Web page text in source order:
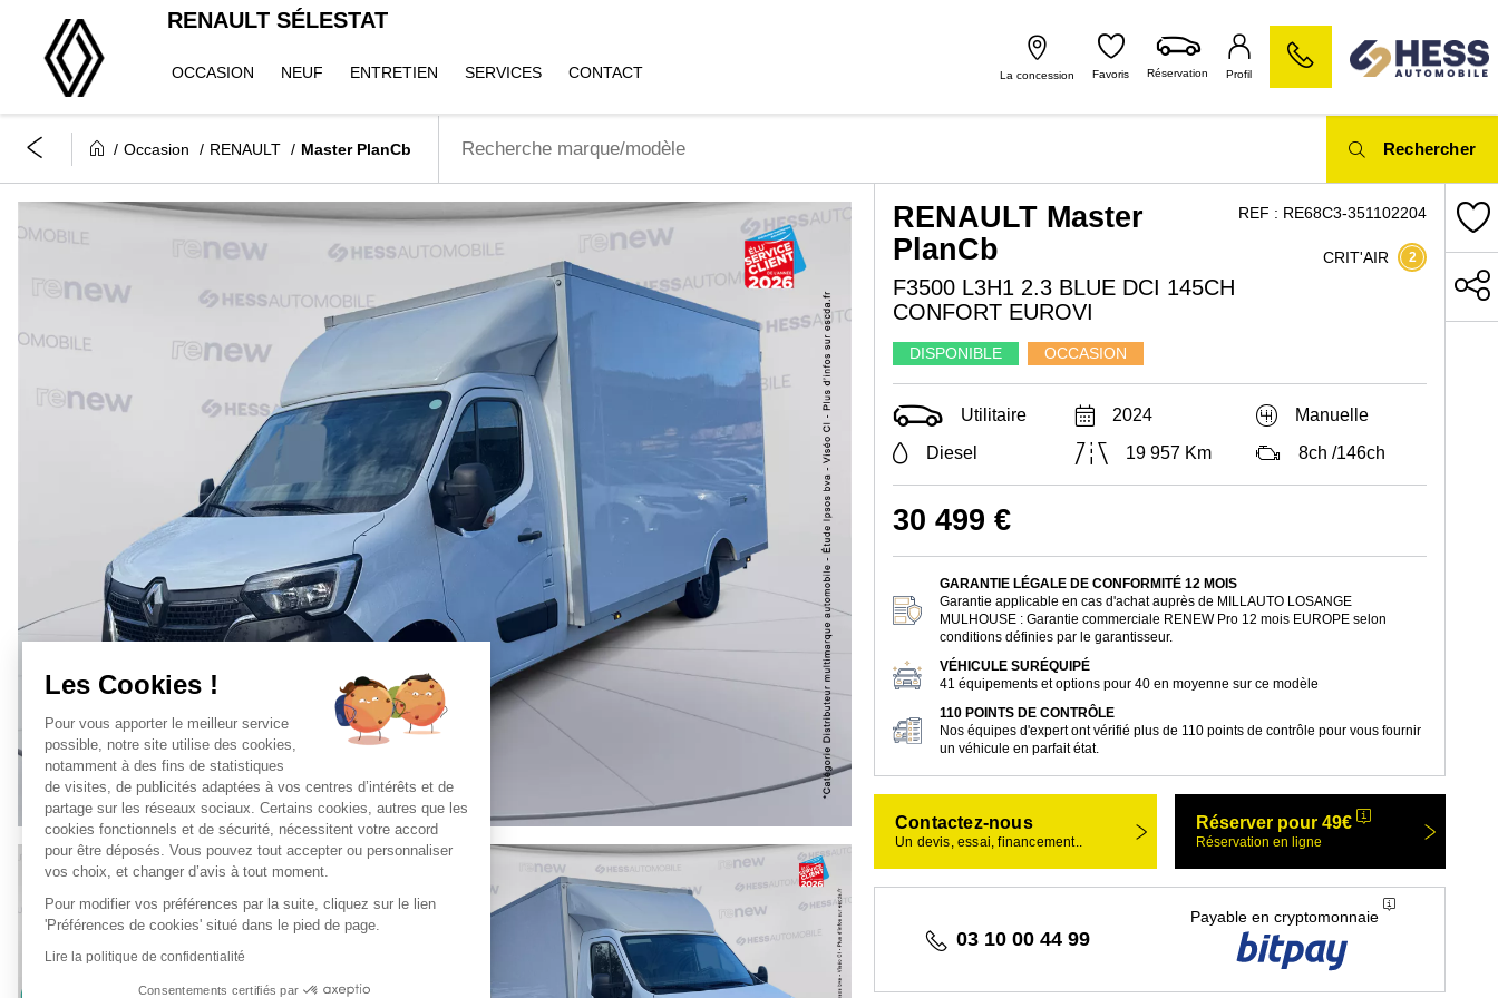
RENAULT SÉLESTAT
OCCASION NEUF ENTRETIEN SERVICES CONTACT La concession Favoris Réservation Profil
Occasion RENAULT Master PlanCb Rechercher
RENAULT Master
PlanCb
F3500 L3H1 2.3 BLUE DCI 145CH
CONFORT EUROVI
REF : RE68C3-351102204
CRIT'AIR 2
DISPONIBLE OCCASION
Utilitaire 2024
Manuelle
Diesel
19 957 Km 8ch /146ch
30 499 €
GARANTIE LÉGALE DE CONFORMITÉ 12 MOIS
Garantie applicable en cas d'achat auprès de MILLAUTO LOSANGE
MULHOUSE : Garantie commerciale RENEW Pro 12 mois EUROPE selon
conditions définies par le garantisseur.
VÉHICULE SURÉQUIPÉ
41 équipements et options pour 40 en moyenne sur ce modèle
110 POINTS DE CONTRÔLE
Nos équipes d'expert ont vérifié plus de 110 points de contrôle pour vous fournir
un véhicule en parfait état.
Contactez-nous
Un devis, essai, financement..
Réserver pour 49€
Réservation en ligne
03 10 00 44 99
Payable en cryptomonnaie
Les Cookies !
Pour vous apporter le meilleur service
possible, notre site utilise des cookies,
notamment à des fins de statistiques
de visites, de publicités adaptées à vos centres d’intérêts et de
partage sur les réseaux sociaux. Certains cookies, autres que les
cookies fonctionnels et de sécurité, nécessitent votre accord
pour être déposés. Vous pouvez tout accepter ou personnaliser
vos choix, et changer d’avis à tout moment.
Pour modifier vos préférences par la suite, cliquez sur le lien
'Préférences de cookies' situé dans le pied de page.
Lire la politique de confidentialité
Consentements certifiés par